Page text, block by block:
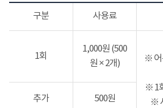
구분 사용료
1회
1,000원 (500
원 × 2개)
※ 어
※ 1
※
추가 500원